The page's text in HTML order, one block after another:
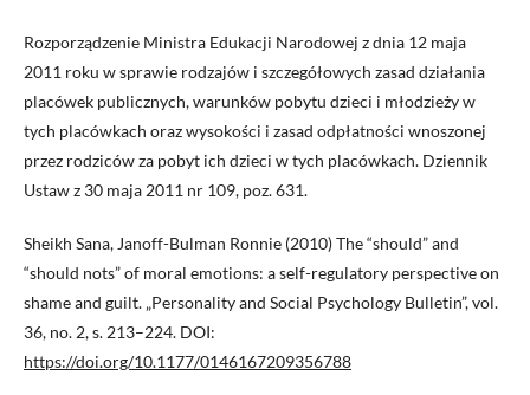
Rozporządzenie Ministra Edukacji Narodowej z dnia 12 maja
2011 roku w sprawie rodzajów i szczegółowych zasad działania
placówek publicznych, warunków pobytu dzieci i młodzieży w
tych placówkach oraz wysokości i zasad odpłatności wnoszonej
przez rodziców za pobyt ich dzieci w tych placówkach. Dziennik
Ustaw z 30 maja 2011 nr 109, poz. 631.
Sheikh Sana, Janoff-Bulman Ronnie (2010) The “should” and
“should nots” of moral emotions: a self-regulatory perspective on
shame and guilt. „Personality and Social Psychology Bulletin”, vol.
36, no. 2, s. 213–224. DOI:
https://doi.org/10.1177/0146167209356788